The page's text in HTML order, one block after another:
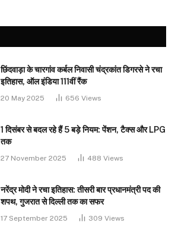
छिंदवाड़ा के चारगांव कर्बल निवासी चंद्रकांत डिगरसे ने रचा
इतिहास, ऑल इंडिया 111वीं रैंक
20 May 2025 656 Views
1 दिसंबर से बदल रहे हैं 5 बड़े नियम: पेंशन, टैक्स और LPG
तक
27 November 2025 488 Views
नरेंद्र मोदी ने रचा इतिहास: तीसरी बार प्रधानमंत्री पद की
शपथ, गुजरात से दिल्ली तक का सफर
17 September 2025 309 Views